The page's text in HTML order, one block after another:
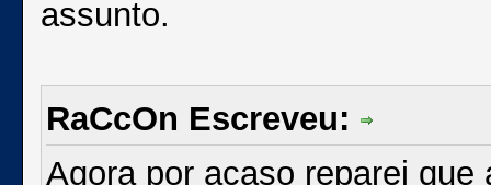
assunto.
RaCcOn Escreveu:
Agora por acaso reparei